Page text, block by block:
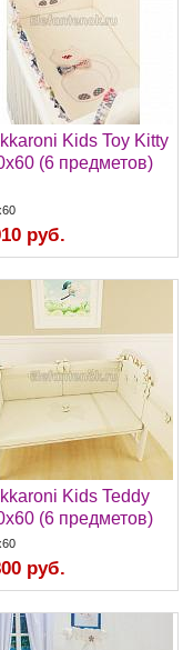
Kids Toy Kitty
(6 предметов)
руб.
Kids Teddy
(6 предметов)
руб.